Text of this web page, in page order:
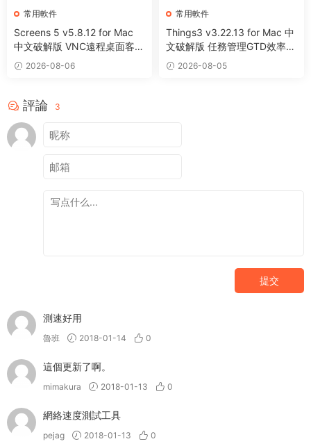
常用軟件
Screens 5 v5.8.12 for Mac
中文破解版 VNC遠程桌面客戶
端應用程序
2026-08-06
常用軟件
Things3 v3.22.13 for Mac 中
文破解版 任務管理GTD效率工
具 2026-08-05
評論 3
提交
測速好用
魯班 2018-01-14 0
這個更新了啊。
mimakura 2018-01-13 0
網絡速度測試工具
pejag 2018-01-13 0